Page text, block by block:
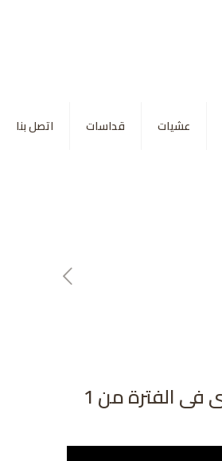
عشيات قداسات اتصل بنا
محاضرة نيافة الحبر الجليل الأنبا بيسنتى بالمؤتمر الثانى للجنة خدمة الأسرة رجال لإيبارشيات الوجه البحرى فى الفترة من 1